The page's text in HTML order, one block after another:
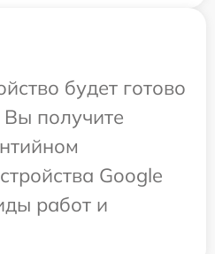
будет готово
получите
Google
работ и